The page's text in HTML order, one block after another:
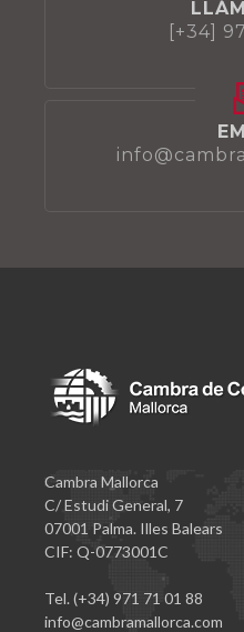
[+34]
Cambra Mallorca
C/ Estudi General, 7
07001 Palma. Illes Balears
CIF: Q-0773001C
Tel. (+34) 971 71 01 88
info@cambramallorca.com